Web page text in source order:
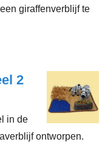
giraffenverblijf te
2
in de
ontworpen.